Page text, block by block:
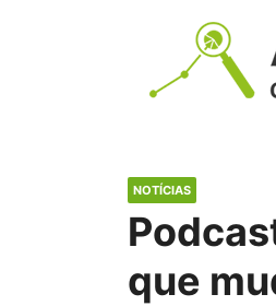
NOTÍCIAS
que